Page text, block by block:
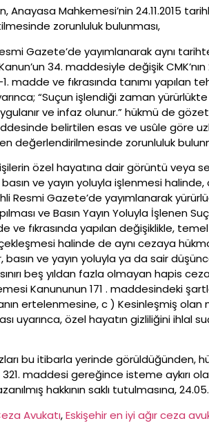
Anayasa Mahkemesi’nin 24.11.2015
zorunluluk bulunması,
Gazete’de yayımlanarak aynı
34. maddesiyle değişik
madde ve fıkrasında tanımı yapılan
“Suçun işlendiği zaman
ve infaz olunur.” hükmü de
belirtilen esas ve usûle göre
değerlendirilmesinde zorunluluk
özel hayatına dair görüntü veya
ve yayın yoluyla işlenmesi halinde,
Gazete’de yayımlanarak
ve Basın Yayın Yoluyla İşlenen
ve fıkrasında yapılan değişiklikle,
halinde de aynı cezaya
basın ve yayın yoluyla ya da sair
beş yıldan fazla olmayan hapis
Kanununun 171 . maddesindeki
ertelenmesine, c ) Kesinleşmiş olan
uyarınca, özel hayatın gizliliğini ihlal
bu itibarla yerinde görüldüğünden,
maddesi gereğince isteme aykırı
hakkının saklı tutulmasına,
Avukatı, Eskişehir en iyi ağır ceza